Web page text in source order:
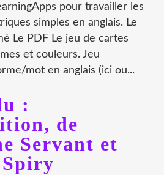
pour travailler les
simples en anglais. Le
Le PDF Le jeu de cartes
et couleurs. Jeu
mot en anglais (ici ou...
:
de
Servant et